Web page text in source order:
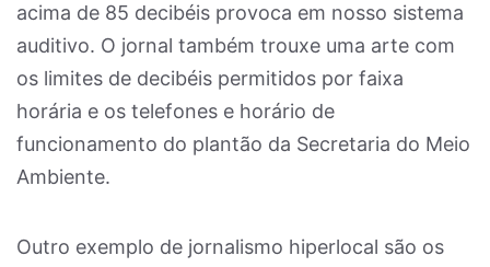
acima de 85 decibéis provoca em nosso sistema
auditivo. O jornal também trouxe uma arte com
os limites de decibéis permitidos por faixa
horária e os telefones e horário de
funcionamento do plantão da Secretaria do Meio
Ambiente.
Outro exemplo de jornalismo hiperlocal são os